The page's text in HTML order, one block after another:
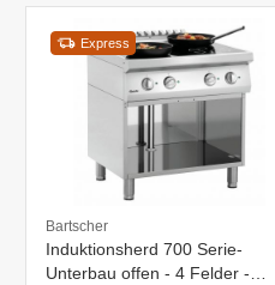
Express
Bartscher
Induktionsherd 700 Serie-
Unterbau offen - 4 Felder -